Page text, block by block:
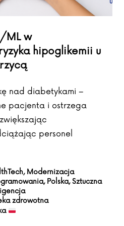
ML w
hipoglikemii u
nad diabetykami –
pacjenta i ostrzega
personel
Modernizacja
Polska, Sztuczna
zdrowotna